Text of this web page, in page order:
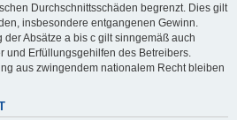
Durchschnittsschäden begrenzt. Dies gilt
insbesondere entgangenen Gewinn.
Absätze a bis c gilt sinngemäß auch
und Erfüllungsgehilfen des Betreibers.
aus zwingendem nationalem Recht bleiben